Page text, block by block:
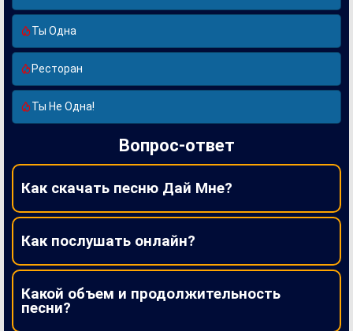
Ты Одна
Ресторан
Ты Не Одна!
Вопрос-ответ
Как скачать песню Дай Мне?
Как послушать онлайн?
Какой объем и продолжительность
песни?